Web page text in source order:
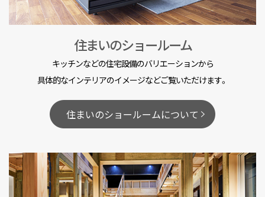
住まいのショールーム
キッチンなどの住宅設備のバリエーションから
具体的なインテリアのイメージなどご覧いただけます。
住まいのショールームについて